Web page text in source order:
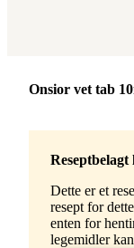
Merke:
Onsior vet tab
Reseptbelagt
Dette er et
resept for
enten for
legemidler